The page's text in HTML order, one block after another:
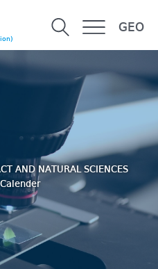
GEO
AND NATURAL SCIENCES